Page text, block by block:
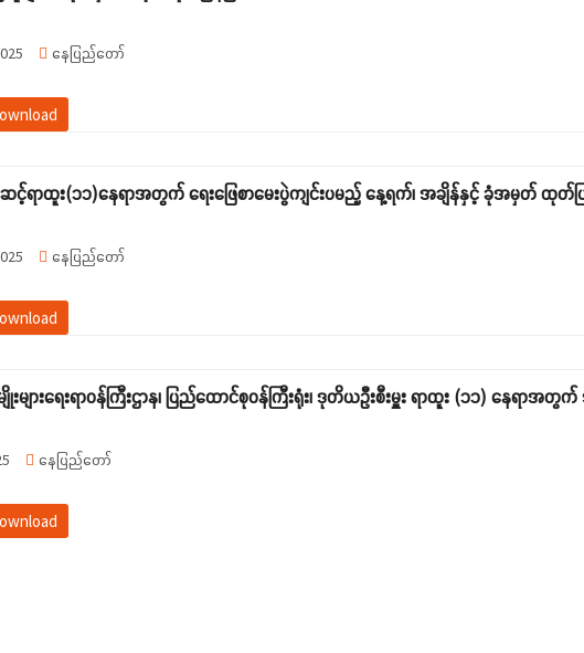
နေပြည်တော်
င့်ရာထူး(၁၁)နေရာအတွက် ရေးဖြေစာမေးပွဲကျင်းပမည့် နေ့ရက်၊ အချိန်နှင့် ခုံအမှတ် ထုတ်ပြ
နေပြည်တော်
းများရေးရာဝန်ကြီးဌာန၊ ပြည်ထောင်စုဝန်ကြီးရုံး၊ ဒုတိယဦးစီးမှူး ရာထူး (၁၁) နေရာအ
နေပြည်တော်